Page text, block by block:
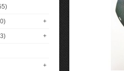
+
+
+